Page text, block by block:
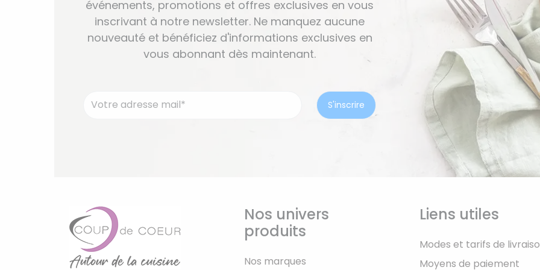
événements, promotions et offres exclusives en vous
inscrivant à notre newsletter. Ne manquez aucune
nouveauté et bénéficiez d'informations exclusives en
vous abonnant dès maintenant.
Nos univers
produits
Nos marques
Liens utiles
Modes et tarifs de
Moyens de paiement